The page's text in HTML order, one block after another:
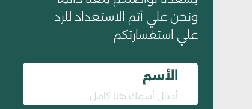
ونحن علي أتم الاستعداد للرد
علي استفسارتكم
الأسم